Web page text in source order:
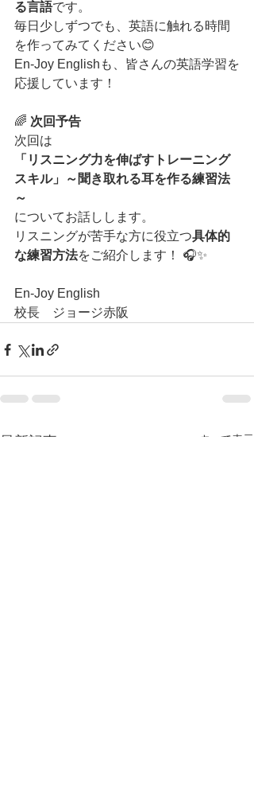
る言語です。
毎日少しずつでも、英語に触れる時間
を作ってみてください😊
En-Joy Englishも、皆さんの英語学習を
応援しています！
🌈 次回予告
次回は
「リスニング力を伸ばすトレーニング
スキル」～聞き取れる耳を作る練習法
～
についてお話しします。
リスニングが苦手な方に役立つ具体的
な練習方法をご紹介します！ 🎧✨
En-Joy English
校長　ジョージ赤阪
最新記事 すべて表示